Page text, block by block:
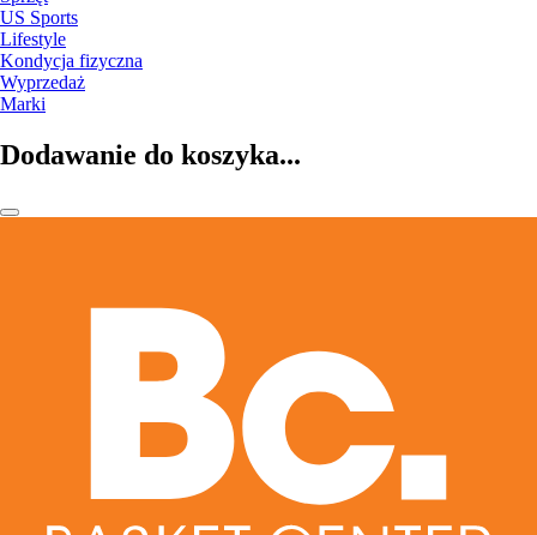
US Sports
Lifestyle
Kondycja fizyczna
Wyprzedaż
Marki
Dodawanie do koszyka...